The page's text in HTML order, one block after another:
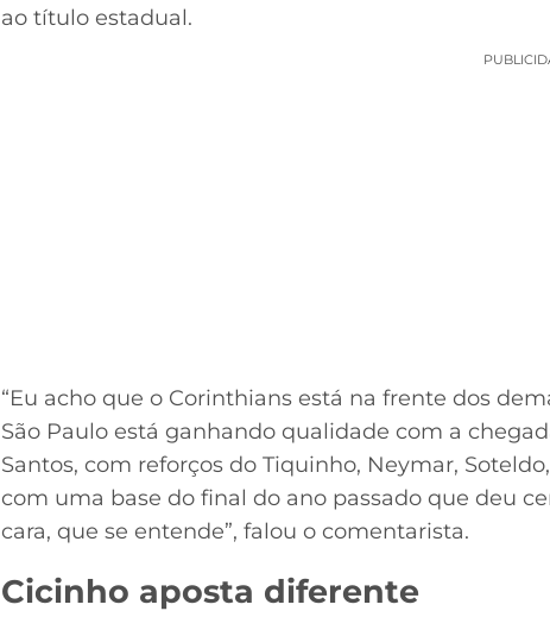
ao título estadual.
“Eu acho que o Corinthians está na frente dos
São Paulo está ganhando qualidade com a
Santos, com reforços do Tiquinho, Neymar,
com uma base do final do ano passado que deu
cara, que se entende”, falou o comentarista.
Cicinho aposta diferente